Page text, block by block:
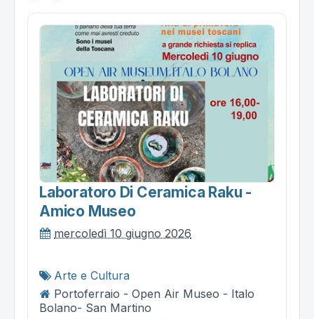
Vacanze all'Isola d'Elba
Laboratoro Di Ceramica Raku -
Amico Museo
mercoledì 10 giugno 2026
Arte e Cultura
Portoferraio - Open Air Museo - Italo
Bolano- San Martino